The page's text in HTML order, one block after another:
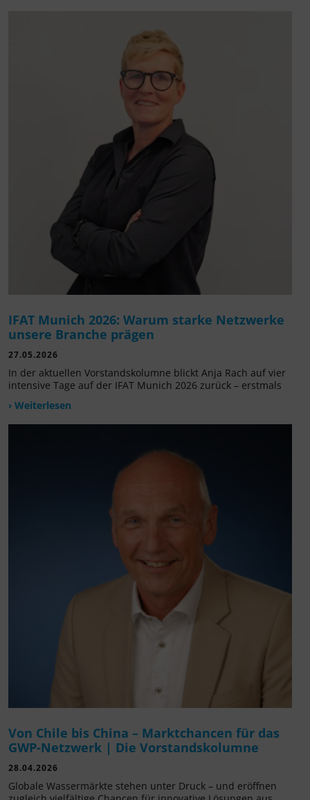
IFAT Munich 2026: Warum starke Netzwerke
unsere Branche prägen
27.05.2026
In der aktuellen Vorstandskolumne blickt Anja Rach auf vier
intensive Tage auf der IFAT Munich 2026 zurück – erstmals
› Weiterlesen
Von Chile bis China – Marktchancen für das
GWP-Netzwerk | Die Vorstandskolumne
28.04.2026
Globale Wassermärkte stehen unter Druck – und eröffnen